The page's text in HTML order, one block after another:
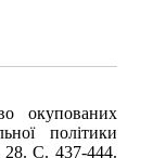
окупованих
політики
С. 437-444.